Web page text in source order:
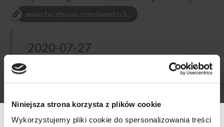
Niniejsza strona korzysta z plików cookie
Wykorzystujemy pliki cookie do spersonalizowania treści
www.facebook.com/events/5...
2020-07-27
...
Serdecznie zapraszamy do Katowic na komentowaną
degustację “Różne oblicza Rieslinga”, które odbędzie się w